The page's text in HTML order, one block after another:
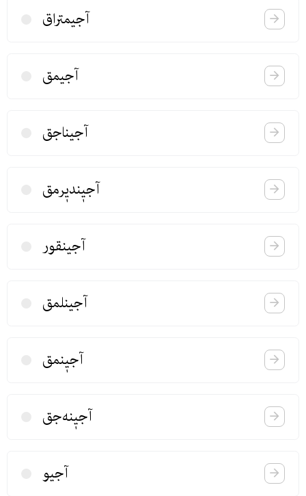
آجیمتراق
آجیمق
آجیناجق
آجیٖندیٖرمق
آجینقور
آجینلمق
آجیٖنمق
آجیٖنه‌جق
آجیو